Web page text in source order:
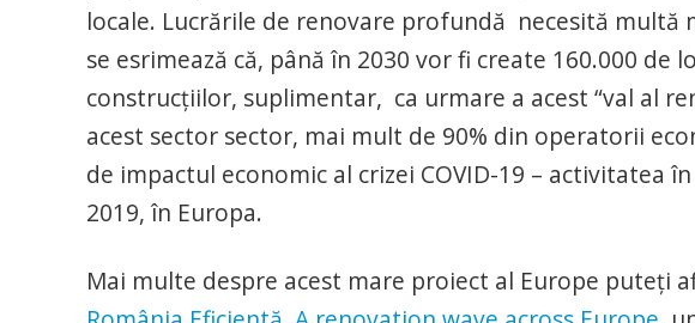
locale. Lucrările de renovare profundă necesită multă
se esrimează că, până în 2030 vor fi create 160.000
construcțiilor, suplimentar, ca urmare a acest “val al
acest sector sector, mai mult de 90% din operatorii
de impactul economic al crizei COVID-19 – activitatea
2019, în Europa.
Mai multe despre acest mare proiect al Europe puteți